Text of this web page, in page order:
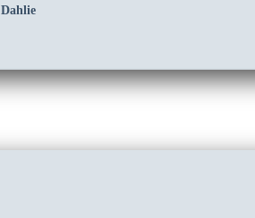
Dahlie